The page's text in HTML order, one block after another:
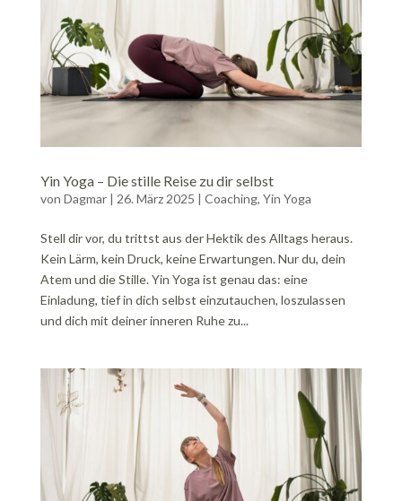
Yin Yoga – Die stille Reise zu dir selbst
von Dagmar| 26. März 2025 | Coaching, Yin Yoga
Stell dir vor, du trittst aus der Hektik des Alltags heraus.
Kein Lärm, kein Druck, keine Erwartungen. Nur du, dein
Atem und die Stille. Yin Yoga ist genau das: eine
Einladung, tief in dich selbst einzutauchen, loszulassen
und dich mit deiner inneren Ruhe zu...